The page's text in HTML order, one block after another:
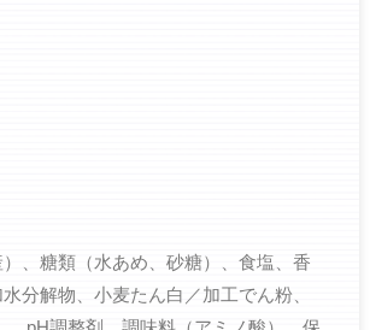
、糖類（水あめ、砂糖）、食塩、香
分解物、小麦たん白／加工でん粉、